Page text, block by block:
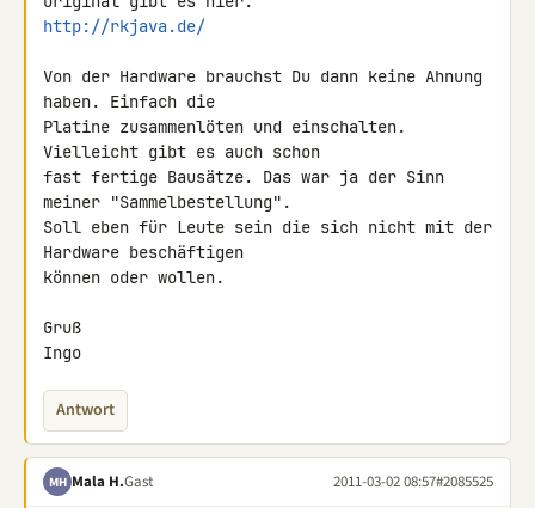
http://rkjava.de/
Von der Hardware brauchst Du dann keine Ahnung
haben. Einfach die
Platine zusammenlöten und einschalten.
Vielleicht gibt es auch schon
fast fertige Bausätze. Das war ja der Sinn
meiner "Sammelbestellung".
Soll eben für Leute sein die sich nicht mit der
Hardware beschäftigen
können oder wollen.
Gruß
Ingo
Antwort
MH Mala H.Gast 2011-03-02 08:57#2085525